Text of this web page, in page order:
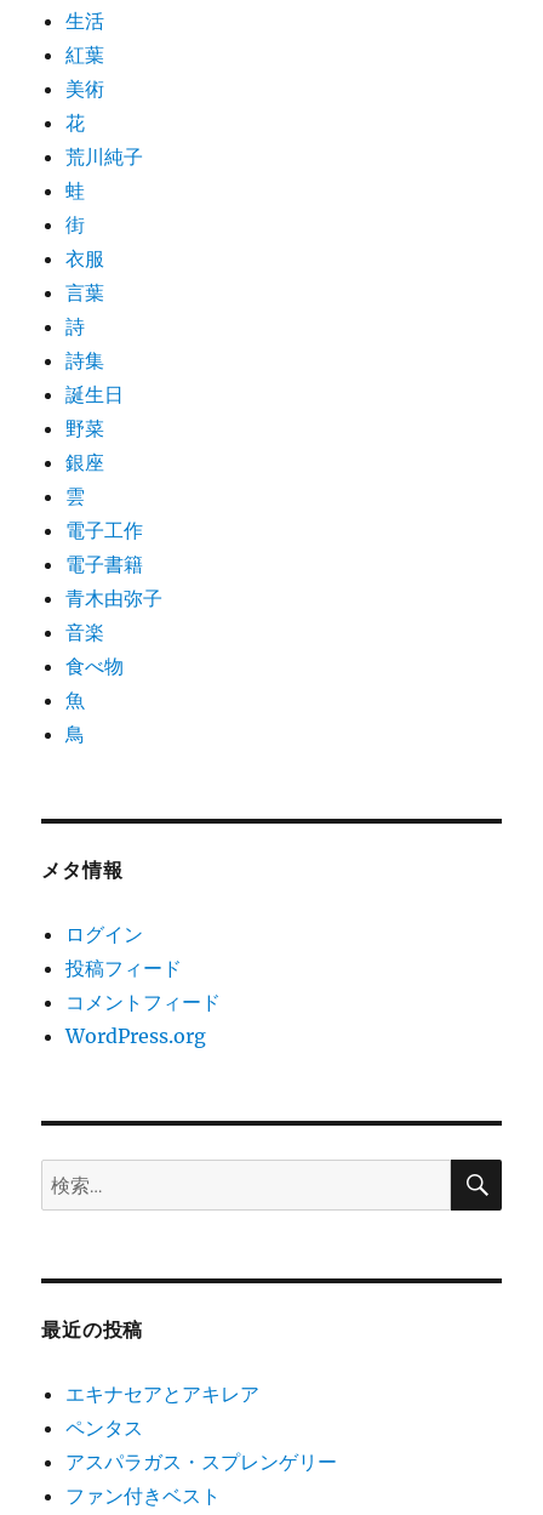
生活
紅葉
美術
花
荒川純子
蛙
街
衣服
言葉
詩
詩集
誕生日
野菜
銀座
雲
電子工作
電子書籍
青木由弥子
音楽
食べ物
魚
鳥
メタ情報
ログイン
投稿フィード
コメントフィード
WordPress.org
検
索:
検
最近の投稿
エキナセアとアキレア
ペンタス
アスパラガス・スプレンゲリー
ファン付きベスト